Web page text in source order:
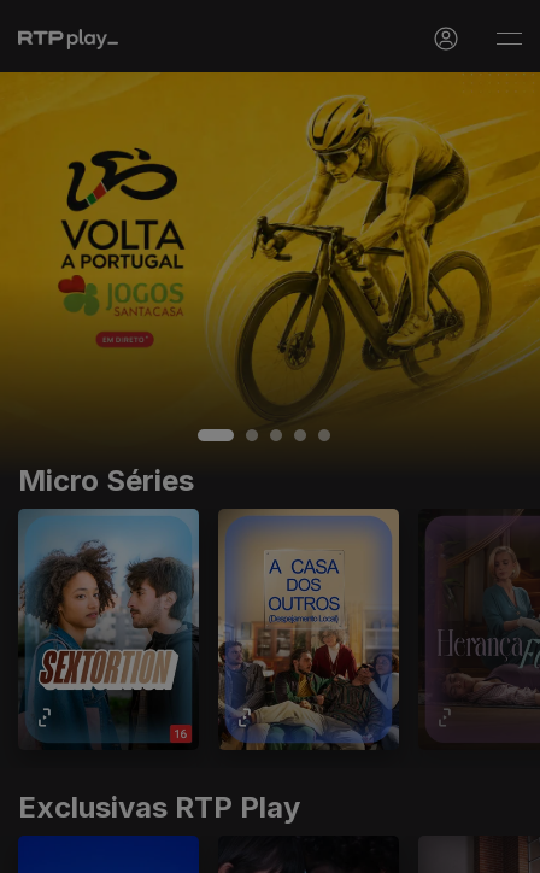
Micro Séries
Exclusivas RTP Play